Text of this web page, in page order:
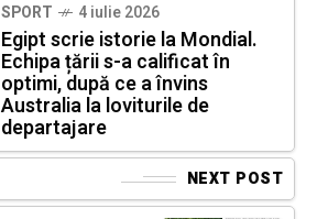
SPORT 4 iulie 2026
Egipt scrie istorie la Mondial.
Echipa țării s-a calificat în
optimi, după ce a învins
Australia la loviturile de
departajare
NEXT POST